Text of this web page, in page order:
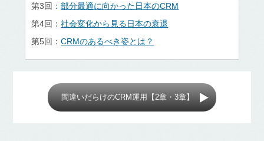
第3回：部分最適に向かった日本のCRM
第4回：社会変化から見る日本の衰退
第5回：CRMのあるべき姿とは？
間違いだらけのCRM運用【2章・3章】